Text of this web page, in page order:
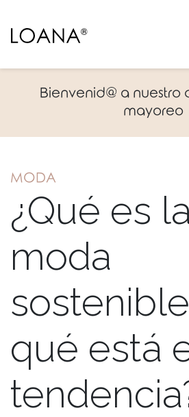
Bienvenid@ a
mayoreo
MODA
¿Qué es
moda
qué está